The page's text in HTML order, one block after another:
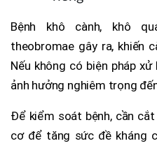
Bệnh khô cành, khô
theobromae gây ra, khiến
Nếu không có biện pháp
ảnh hưởng nghiêm trọng
Để kiểm soát bệnh, cần cắt
cơ để tăng sức đề kháng